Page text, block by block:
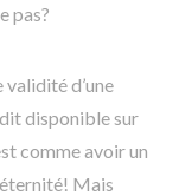
pas?
d’une
disponible sur
comme avoir un
Mais